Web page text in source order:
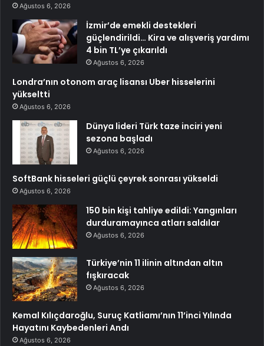
Ağustos 6, 2026
İzmir’de emekli destekleri
güçlendirildi… Kira ve alışveriş yardımı
4 bin TL’ye çıkarıldı
Ağustos 6, 2026
Londra’nın otonom araç lisansı Uber hisselerini
yükseltti
Ağustos 6, 2026
Dünya lideri Türk taze inciri yeni
sezona başladı
Ağustos 6, 2026
SoftBank hisseleri güçlü çeyrek sonrası yükseldi
Ağustos 6, 2026
150 bin kişi tahliye edildi: Yangınları
durduramayınca atları saldılar
Ağustos 6, 2026
Türkiye’nin 11 ilinin altından altın
fışkıracak
Ağustos 6, 2026
Kemal Kılıçdaroğlu, Suruç Katliamı’nın 11’inci Yılında
Hayatını Kaybedenleri Andı
Ağustos 6, 2026